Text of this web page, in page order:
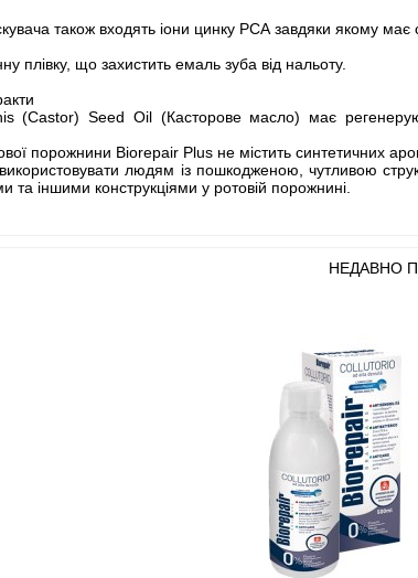
також входять іони цинку РСА завдяки якому
плівку, що захистить емаль зуба від нальоту.
(Castor) Seed Oil (Касторове масло) має
порожнини Biorepair Plus не містить синтетичних
людям із пошкодженою, чутливою
та іншими конструкціями у ротовій порожнині.
НЕДАВНО